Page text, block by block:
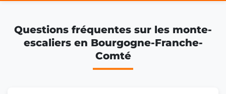
Monte escalier Dole
Monte escalier Le Creusot
Questions fréquentes sur les monte-
escaliers en Bourgogne-Franche-
Comté